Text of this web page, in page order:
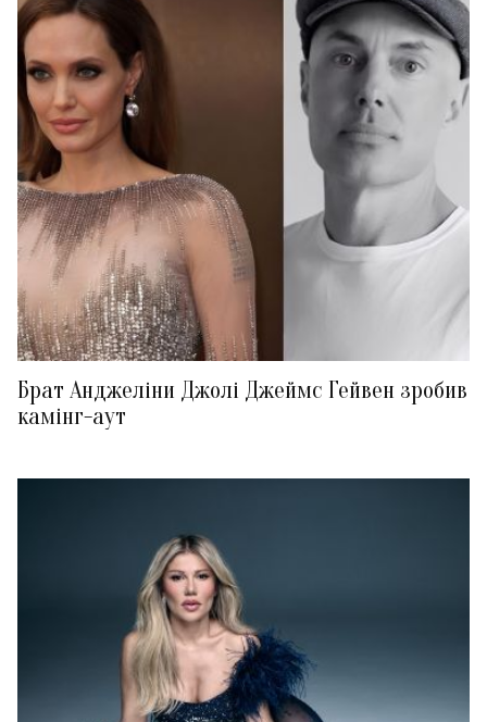
Брат Анджеліни Джолі Джеймс Гейвен зробив
камінг-аут